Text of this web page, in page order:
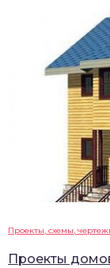
Проекты, схемы,
Проекты